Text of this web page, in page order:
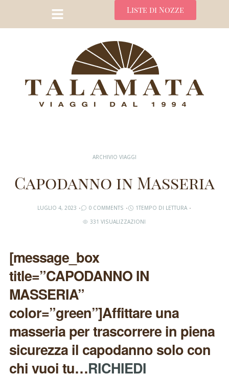
Liste di Nozze
ARCHIVIO VIAGGI
Capodanno in Masseria
LUGLIO 4, 2023 0 COMMENTS
1TEMPO DI LETTURA
331 VISUALIZZAZIONI
[message_box
title=”CAPODANNO IN
MASSERIA”
color=”green”]Affittare una
masseria per trascorrere in piena
sicurezza il capodanno solo con
chi vuoi tu…RICHIEDI